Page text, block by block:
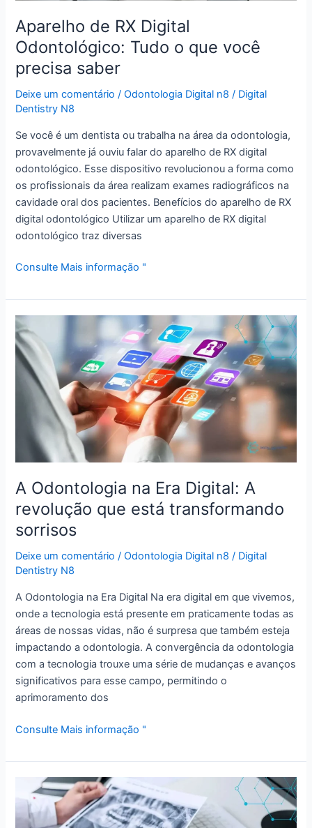
Aparelho de RX Digital
Odontológico: Tudo o que você
precisa saber
Deixe um comentário /Odontologia Digital n8 / Digital
Dentistry N8
Se você é um dentista ou trabalha na área da odontologia,
provavelmente já ouviu falar do aparelho de RX digital
odontológico. Esse dispositivo revolucionou a forma como
os profissionais da área realizam exames radiográficos na
cavidade oral dos pacientes. Benefícios do aparelho de RX
digital odontológico Utilizar um aparelho de RX digital
odontológico traz diversas
saber
Consulte Mais informação "
A Odontologia na Era Digital: A
revolução que está transformando
sorrisos
Deixe um comentário /Odontologia Digital n8 / Digital
Dentistry N8
A Odontologia na Era Digital Na era digital em que vivemos,
onde a tecnologia está presente em praticamente todas as
áreas de nossas vidas, não é surpresa que também esteja
impactando a odontologia. A convergência da odontologia
com a tecnologia trouxe uma série de mudanças e avanços
significativos para esse campo, permitindo o
aprimoramento dos
A
Odontologia
na
Era
Digital:
revolução
sorrisos
Consulte Mais informação "
Sistemas
de
Moldagem